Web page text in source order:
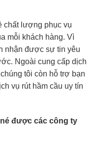
chất lượng phục vụ
mỗi khách hàng. Vì
nhận được sự tin yêu
Ngoài cung cấp dịch
tôi còn hỗ trợ bạn
vụ rút hầm cầu uy tín
được các công ty